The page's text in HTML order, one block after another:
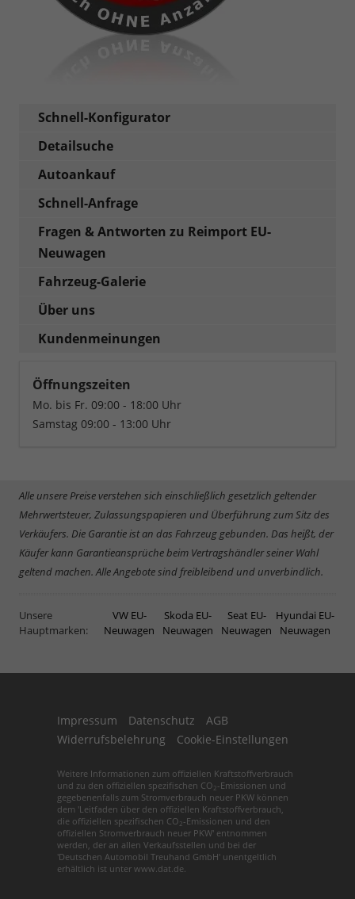
Schnell-Konfigurator
Detailsuche
Autoankauf
Schnell-Anfrage
Fragen & Antworten zu Reimport EU-
Neuwagen
Fahrzeug-Galerie
Über uns
Kundenmeinungen
Öffnungszeiten
Mo. bis Fr. 09:00 - 18:00 Uhr
Samstag 09:00 - 13:00 Uhr
Alle unsere Preise verstehen sich einschließlich gesetzlich geltender
Mehrwertsteuer, Zulassungspapieren und Überführung zum Sitz des
Verkäufers. Die Garantie ist an das Fahrzeug gebunden. Das heißt, der
Käufer kann Garantieansprüche beim Vertragshändler seiner Wahl
geltend machen. Alle Angebote sind freibleibend und unverbindlich.
Unsere
Hauptmarken:
VW EU-
Neuwagen
Skoda EU-
Neuwagen
Seat EU-
Neuwagen
Hyundai EU-
Neuwagen
Impressum Datenschutz
AGB
Widerrufsbelehrung
Cookie-Einstellungen
Weitere Informationen zum offiziellen Kraftstoffverbrauch
und zu den offiziellen spezifischen CO2 -Emissionen und
gegebenenfalls zum Stromverbrauch neuer PKW können
dem 'Leitfaden über den offiziellen Kraftstoffverbrauch,
die offiziellen spezifischen CO2 -Emissionen und den
offiziellen Stromverbrauch neuer PKW' entnommen
werden, der an allen Verkaufsstellen und bei der
'Deutschen Automobil Treuhand GmbH' unentgeltlich
erhältlich ist unter www.dat.de.